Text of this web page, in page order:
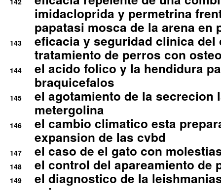
imidacloprida y permetrina
papatasi mosca de la arena en
143
eficacia y seguridad clinica del
tratamiento de perros con
144
el acido folico y la hendidura
braquicefalos
145
el agotamiento de la secrecion
metergolina
146
el cambio climatico esta
expansion de las cvbd
147 el caso de el gato con
148 el control del apareamiento de
149 el diagnostico de la